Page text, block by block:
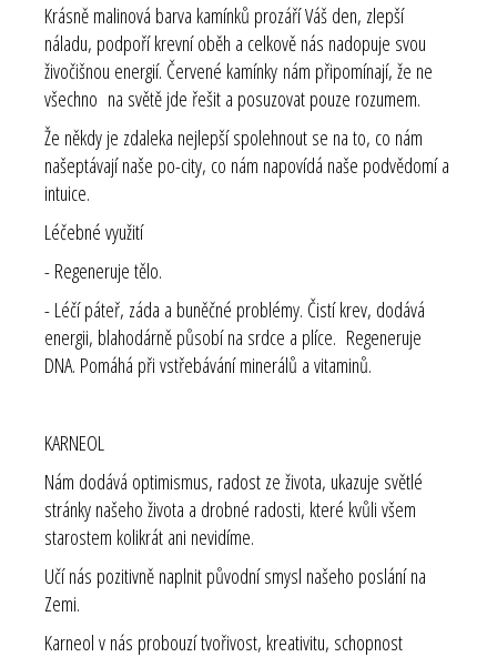
Krásně malinová barva kamínků prozáří Váš den, zlepší
náladu, podpoří krevní oběh a celkově nás nadopuje svou
živočišnou energií. Červené kamínky nám připomínají, že ne
všechno na světě jde řešit a posuzovat pouze rozumem.
Že někdy je zdaleka nejlepší spolehnout se na to, co nám
našeptávají naše po-city, co nám napovídá naše podvědomí a
intuice.
Léčebné využití
- Regeneruje tělo.
- Léčí páteř, záda a buněčné problémy. Čistí krev, dodává
energii, blahodárně působí na srdce a plíce. Regeneruje
DNA. Pomáhá při vstřebávání minerálů a vitaminů.
KARNEOL
Nám dodává optimismus, radost ze života, ukazuje světlé
stránky našeho života a drobné radosti, které kvůli všem
starostem kolikrát ani nevidíme.
Učí nás pozitivně naplnit původní smysl našeho poslání na
Zemi.
Karneol v nás probouzí tvořivost, kreativitu, schopnost